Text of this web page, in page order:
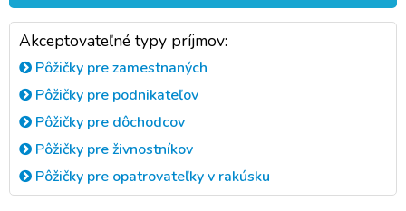
Akceptovateľné typy príjmov:
Pôžičky pre zamestnaných
Pôžičky pre podnikateľov
Pôžičky pre dôchodcov
Pôžičky pre živnostníkov
Pôžičky pre opatrovateľky v rakúsku